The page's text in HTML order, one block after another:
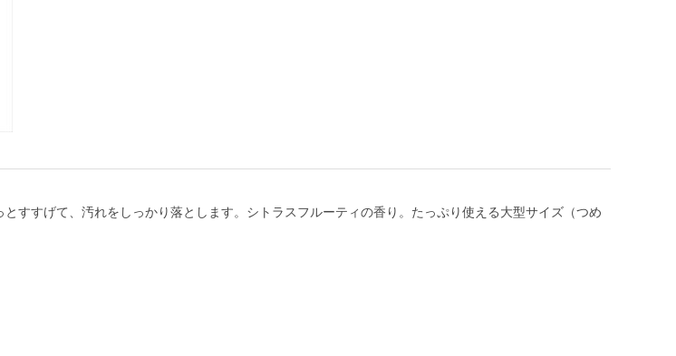
すすげて、汚れをしっかり落とします。シトラスフルーティの香り。たっぷり使える大型サイズ（つめ